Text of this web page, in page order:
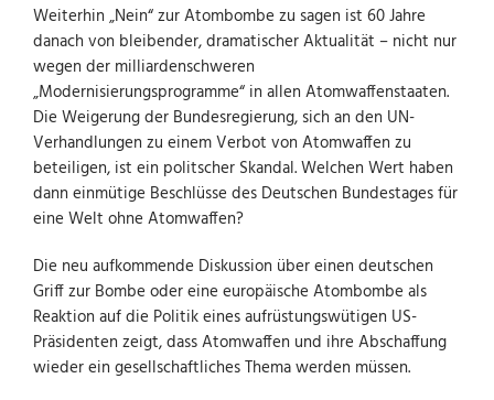
Weiterhin „Nein“ zur Atombombe zu sagen ist 60 Jahre
danach von bleibender, dramatischer Aktualität – nicht nur
wegen der milliardenschweren
„Modernisierungsprogramme“ in allen Atomwaffenstaaten.
Die Weigerung der Bundesregierung, sich an den UN-
Verhandlungen zu einem Verbot von Atomwaffen zu
beteiligen, ist ein politscher Skandal. Welchen Wert haben
dann einmütige Beschlüsse des Deutschen Bundestages für
eine Welt ohne Atomwaffen?
Die neu aufkommende Diskussion über einen deutschen
Griff zur Bombe oder eine europäische Atombombe als
Reaktion auf die Politik eines aufrüstungswütigen US-
Präsidenten zeigt, dass Atomwaffen und ihre Abschaffung
wieder ein gesellschaftliches Thema werden müssen.